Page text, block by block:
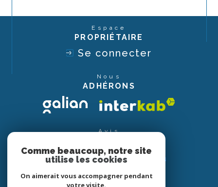
Espace
PROPRIÉTAIRE
Se connecter
Nous
ADHÉRONS
Avis
Comme beaucoup, notre site
utilise les cookies
On aimerait vous accompagner pendant
votre visite.